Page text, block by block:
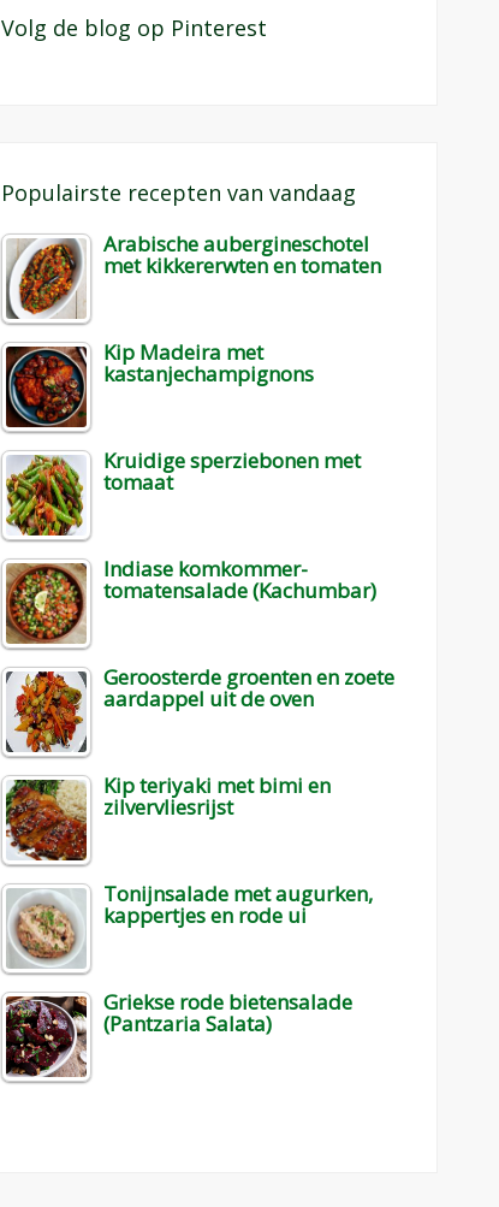
Volg de blog op Pinterest
Populairste recepten van vandaag
Arabische aubergineschotel
met kikkererwten en tomaten
Kip Madeira met
kastanjechampignons
Kruidige sperziebonen met
tomaat
Indiase komkommer-
tomatensalade (Kachumbar)
Geroosterde groenten en zoete
aardappel uit de oven
Kip teriyaki met bimi en
zilvervliesrijst
Tonijnsalade met augurken,
kappertjes en rode ui
Griekse rode bietensalade
(Pantzaria Salata)